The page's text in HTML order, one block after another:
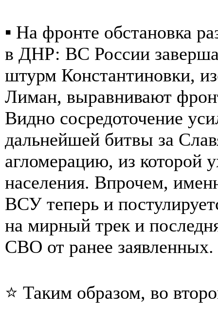
▪️ На фронте обстановка
в ДНР: ВС России
штурм Константиновки,
Лиман, выравнивают
Видно сосредоточение
дальнейшей битвы за
агломерацию, из которой
населения. Впрочем,
ВСУ теперь и
на мирный трек и
СВО от ранее заявленных.
⭐ Таким образом, во